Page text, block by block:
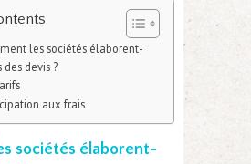
les sociétés élaborent-
des devis ?
aux frais
sociétés élaborent-